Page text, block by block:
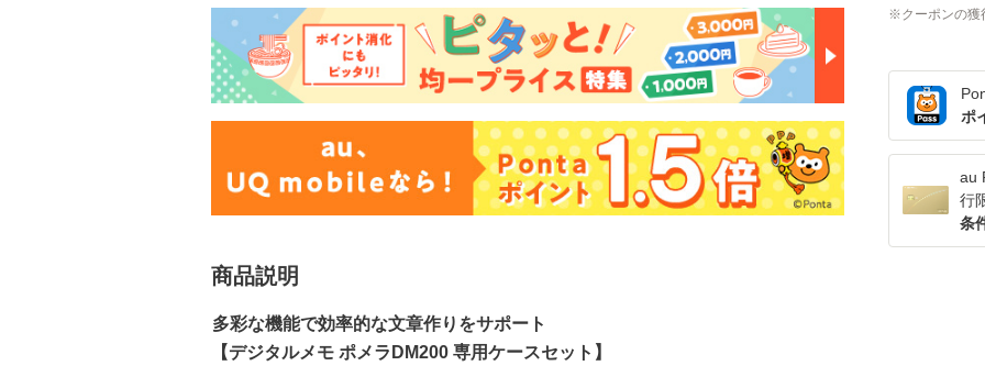
クーポンの
ポ
au
行
条
商品説明
多彩な機能で効率的な文章作りをサポート
【デジタルメモ ポメラDM200 専用ケースセット】